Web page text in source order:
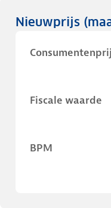
Nieuwprijs
Fiscale waarde
BPM